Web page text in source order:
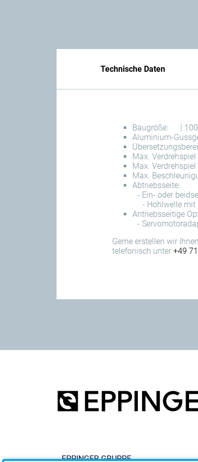
Technische Daten
Baugröße: |
Aluminium-
Max.
Max.
Max.
Abtriebsseite:
- Ein- oder
- Hohlwelle mit
Antriebsseitige
-
Gerne erstellen wir
telefonisch unter +49
EPPINGER GRUPPE